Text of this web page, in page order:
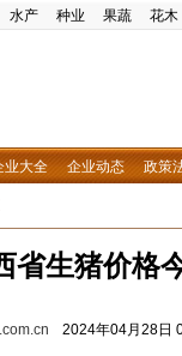
水产 种业 果蔬 花木
业大全 企业动态 政策
省生猪价格
2024年04月28日